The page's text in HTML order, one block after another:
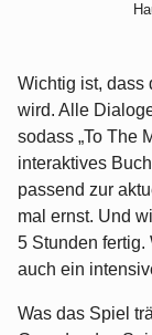
Wichtig ist, dass
wird. Alle
sodass „To The
interaktives
passend zur
mal ernst. Und
5 Stunden fertig.
auch ein
Was das Spiel